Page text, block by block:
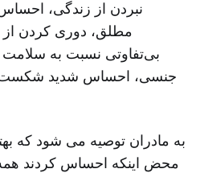
نبردن از زندگی،
مطلق، دوری کردن از
بی‌تفاوتی نسبت به
جنسی، احساس شدید شکست و
به مادران توصیه می شود که
محض اینکه احساس کردند همه